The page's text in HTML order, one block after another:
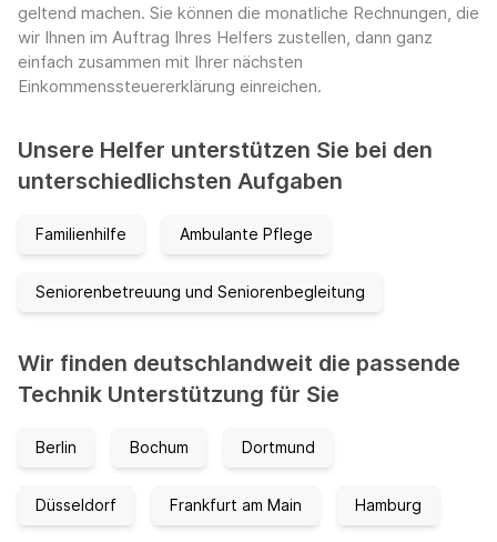
geltend machen. Sie können die monatliche Rechnungen, die
wir Ihnen im Auftrag Ihres Helfers zustellen, dann ganz
einfach zusammen mit Ihrer nächsten
Einkommenssteuererklärung einreichen.
Unsere Helfer unterstützen Sie bei den
unterschiedlichsten Aufgaben
Familienhilfe Ambulante Pflege
Seniorenbetreuung und Seniorenbegleitung
Wir finden deutschlandweit die passende
Technik Unterstützung für Sie
Berlin Bochum Dortmund
Düsseldorf Frankfurt am Main Hamburg